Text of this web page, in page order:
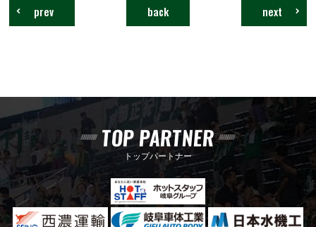
next
back
prev
TOP PARTNER
トップパートナー